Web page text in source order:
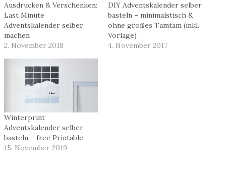
Ausdrucken & Verschenken:
Last Minute
Adventskalender selber
machen
2. November 2018
DIY Adventskalender selber
basteln – minimalstisch &
ohne großes Tamtam (inkl.
Vorlage)
4. November 2017
Winterprint
Adventskalender selber
basteln – free Printable
15. November 2019